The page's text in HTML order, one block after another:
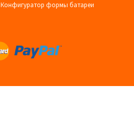
Конфигуратор формы батареи